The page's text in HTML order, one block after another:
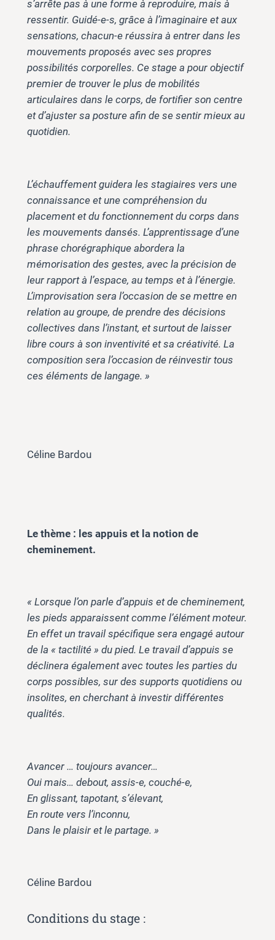
s’arrête pas à une forme à reproduire, mais à
ressentir. Guidé-e-s, grâce à l’imaginaire et aux
sensations, chacun-e réussira à entrer dans les
mouvements proposés avec ses propres
possibilités corporelles. Ce stage a pour objectif
premier de trouver le plus de mobilités
articulaires dans le corps, de fortifier son centre
et d’ajuster sa posture afin de se sentir mieux au
quotidien.
L’échauffement guidera les stagiaires vers une
connaissance et une compréhension du
placement et du fonctionnement du corps dans
les mouvements dansés. L’apprentissage d’une
phrase chorégraphique abordera la
mémorisation des gestes, avec la précision de
leur rapport à l’espace, au temps et à l’énergie.
L’improvisation sera l’occasion de se mettre en
relation au groupe, de prendre des décisions
collectives dans l’instant, et surtout de laisser
libre cours à son inventivité et sa créativité. La
composition sera l’occasion de réinvestir tous
ces éléments de langage. »
Céline Bardou
Le thème : les appuis et la notion de
cheminement.
« Lorsque l’on parle d’appuis et de cheminement,
les pieds apparaissent comme l’élément moteur.
En effet un travail spécifique sera engagé autour
de la « tactilité » du pied. Le travail d’appuis se
déclinera également avec toutes les parties du
corps possibles, sur des supports quotidiens ou
insolites, en cherchant à investir différentes
qualités.
Avancer … toujours avancer…
Oui mais… debout, assis-e, couché-e,
En glissant, tapotant, s’élevant,
En route vers l’inconnu,
Dans le plaisir et le partage. »
Céline Bardou
Conditions du stage :